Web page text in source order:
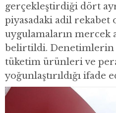
gerçekleştirdiği dört
piyasadaki adil rekabet
uygulamaların mercek
belirtildi. Denetimlerin
tüketim ürünleri ve
yoğunlaştırıldığı ifade